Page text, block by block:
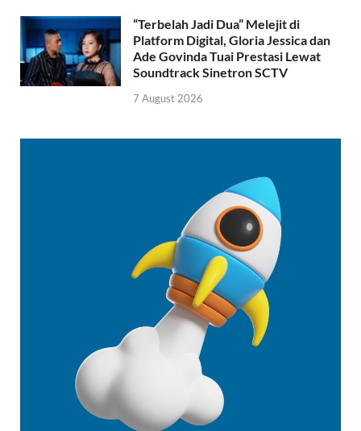
“Terbelah Jadi Dua” Melejit di
Platform Digital, Gloria Jessica dan
Ade Govinda Tuai Prestasi Lewat
Soundtrack Sinetron SCTV
7 August 2026